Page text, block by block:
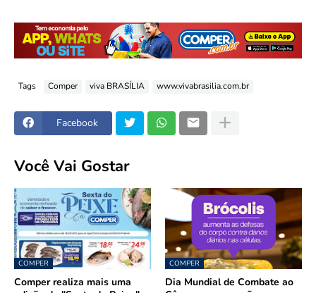
Tags Comper viva BRASÍLIA www.vivabrasilia.com.br
Facebook
Você Vai Gostar
COMPER
Comper realiza mais uma
COMPER
Dia Mundial de Combate ao